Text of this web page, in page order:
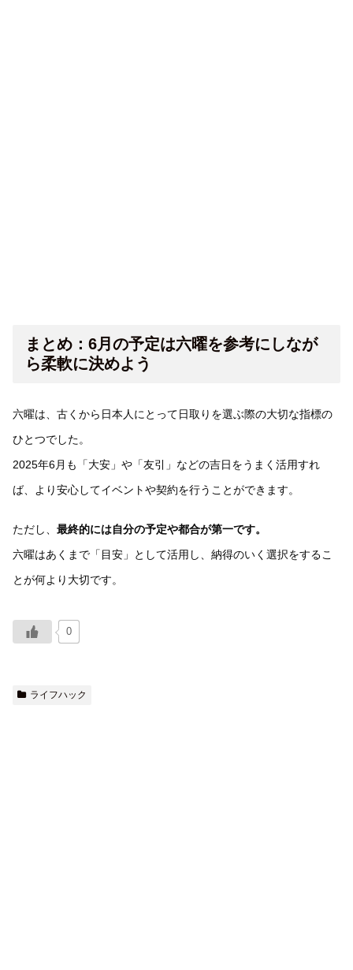
まとめ：6月の予定は六曜を参考にしなが
ら柔軟に決めよう
六曜は、古くから日本人にとって日取りを選ぶ際の大切な指標の
ひとつでした。
2025年6月も「大安」や「友引」などの吉日をうまく活用すれ
ば、より安心してイベントや契約を行うことができます。
ただし、 最終的には自分の予定や都合が第一です。
六曜はあくまで「目安」として活用し、納得のいく選択をするこ
とが何より大切です。
0
ライフハック